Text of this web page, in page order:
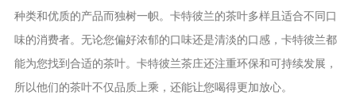
种类和优质的产品而独树一帜。卡特彼兰的茶叶多样且适合不同口
味的消费者。无论您偏好浓郁的口味还是清淡的口感，卡特彼兰都
能为您找到合适的茶叶。卡特彼兰茶庄还注重环保和可持续发展，
所以他们的茶叶不仅品质上乘，还能让您喝得更加放心。